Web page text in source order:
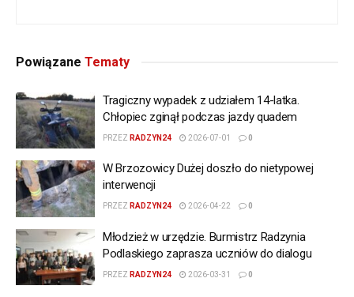
Powiązane Tematy
Tragiczny wypadek z udziałem 14-latka.
Chłopiec zginął podczas jazdy quadem
PRZEZ RADZYN24 2026-07-01 0
W Brzozowicy Dużej doszło do nietypowej
interwencji
PRZEZ RADZYN24 2026-04-22 0
Młodzież w urzędzie. Burmistrz Radzynia
Podlaskiego zaprasza uczniów do dialogu
PRZEZ RADZYN24 2026-03-31 0